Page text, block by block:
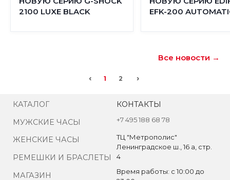
2100 LUXE BLACK
EFK-200
Все новости →
‹ 1 2 ›
КАТАЛОГ
МУЖСКИЕ ЧАСЫ
ЖЕНСКИЕ ЧАСЫ
РЕМЕШКИ И БРАСЛЕТЫ
МАГАЗИН
КОНТАКТЫ
+7 495 188 68 78
ТЦ "Метрополис"
Ленинградское ш., 16 а, стр.
4
Время работы: с 10:00 до